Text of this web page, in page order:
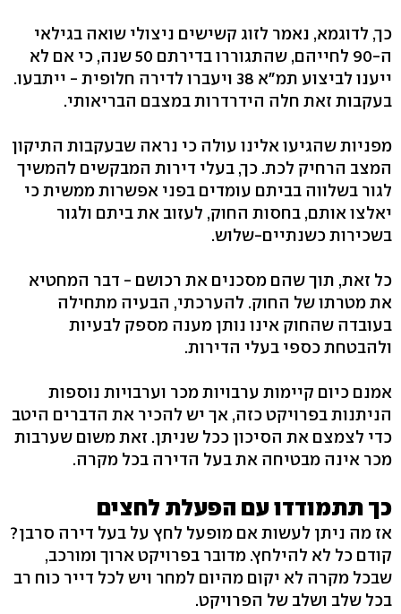
כך, לדוגמא, נאמר לזוג קשישים ניצולי שואה בגילאי
ה-90 לחייהם, שהתגוררו בדירתם 50 שנה, כי אם לא
ייענו לביצוע תמ"א 38 ויעברו לדירה חלופית - ייתבעו.
בעקבות זאת חלה הידרדרות במצבם הבריאותי.
מפניות שהגיעו אלינו עולה כי נראה שבעקבות התיקון
המצב הרחיק לכת. כך, בעלי דירות המבקשים להמשיך
לגור בשלווה בביתם עומדים בפני אפשרות ממשית כי
יאלצו אותם, בחסות החוק, לעזוב את ביתם ולגור
בשכירות כשנתיים-שלוש.
כל זאת, תוך שהם מסכנים את רכושם - דבר המחטיא
את מטרתו של החוק. להערכתי, הבעיה מתחילה
בעובדה שהחוק אינו נותן מענה מספק לבעיות
ולהבטחת כספי בעלי הדירות.
אמנם כיום קיימות ערבויות מכר וערבויות נוספות
הניתנות בפרויקט כזה, אך יש להכיר את הדברים היטב
כדי לצמצם את הסיכון ככל שניתן. זאת משום שערבות
מכר אינה מבטיחה את בעל הדירה בכל מקרה.
כך תתמודדו עם הפעלת לחצים
אז מה ניתן לעשות אם מופעל לחץ על בעל דירה סרבן?
קודם כל לא להילחץ. מדובר בפרויקט ארוך ומורכב,
שבכל מקרה לא יקום מהיום למחר ויש לכל דייר כוח רב
בכל שלב ושלב של הפרויקט.